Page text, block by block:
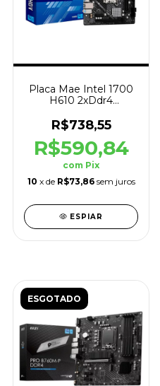
Placa Mae Intel 1700
H610 2xDdr4
H610M-HDV
R$738,55
R$590,84
com Pix
10 x de R$73,86 sem juros
ESPIAR
ESGOTADO